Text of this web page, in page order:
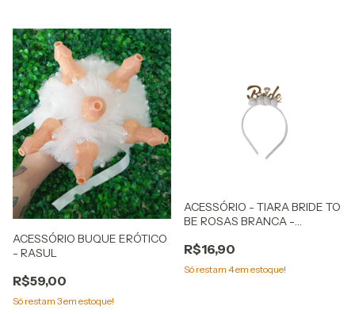
ACESSÓRIO BUQUE ERÓTICO
- RASUL
R$59,00
Só restam 3em estoque!
ACESSÓRIO - TIARA BRIDE TO
BE ROSAS BRANCA -
R$16,90
Só restam 4em estoque!